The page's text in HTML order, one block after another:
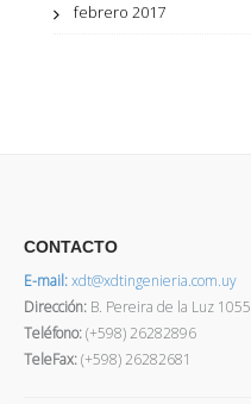
febrero 2017
CONTACTO
E-mail:xdt@xdtingenieria.com.uy
Dirección: B. Pereira de la Luz 1055
Teléfono:(+598) 26282896
TeleFax:(+598) 26282681